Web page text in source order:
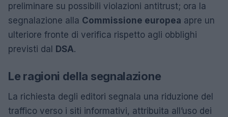
preliminare su possibili violazioni antitrust; ora la
segnalazione alla Commissione europea apre un
ulteriore fronte di verifica rispetto agli obblighi
previsti dal DSA.
Le ragioni della segnalazione
La richiesta degli editori segnala una riduzione del
traffico verso i siti informativi, attribuita all’uso dei